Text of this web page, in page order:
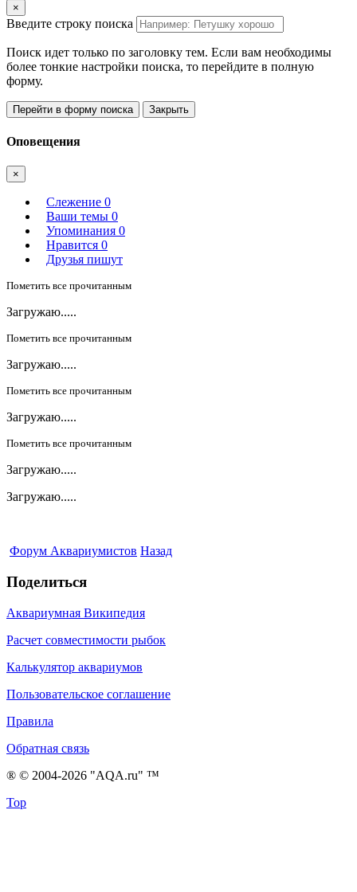
×
Введите строку поиска
Поиск идет только по заголовку тем. Если вам необходимы
более тонкие настройки поиска, то перейдите в полную
форму.
Перейти в форму поиска Закрыть
Оповещения
×
Слежение 0
Ваши темы 0
Упоминания 0
Нравится 0
Друзья пишут
Пометить все прочитанным
Загружаю.....
Пометить все прочитанным
Загружаю.....
Пометить все прочитанным
Загружаю.....
Пометить все прочитанным
Загружаю.....
Загружаю.....
Форум Аквариумистов Назад
Поделиться
Аквариумная Википедия
Расчет совместимости рыбок
Калькулятор аквариумов
Пользовательское соглашение
Правила
Обратная связь
® © 2004-2026 "AQA.ru" ™
Top